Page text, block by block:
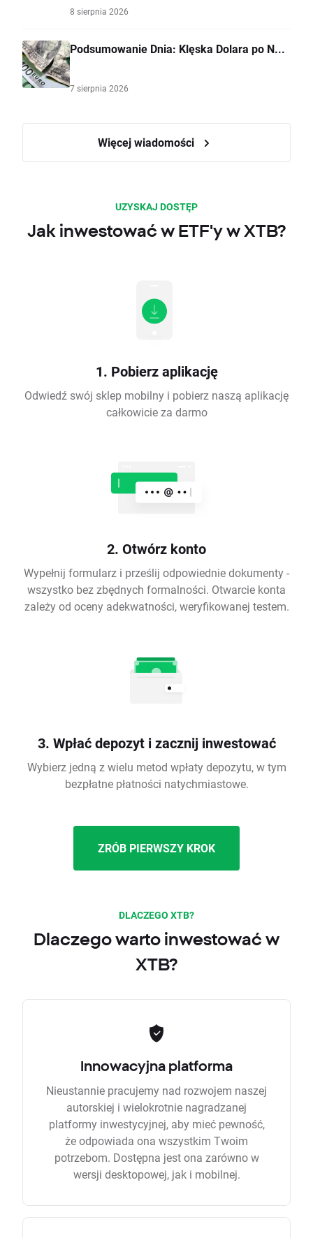
8 sierpnia 2026
Podsumowanie Dnia: Klęska Dolara po N...
7 sierpnia 2026
Więcej wiadomości
UZYSKAJ DOSTĘP
Jak inwestować w ETF'y w XTB?
1. Pobierz aplikację
Odwiedź swój sklep mobilny i pobierz naszą aplikację
całkowicie za darmo
2. Otwórz konto
Wypełnij formularz i prześlij odpowiednie dokumenty -
wszystko bez zbędnych formalności. Otwarcie konta
zależy od oceny adekwatności, weryfikowanej testem.
3. Wpłać depozyt i zacznij inwestować
Wybierz jedną z wielu metod wpłaty depozytu, w tym
bezpłatne płatności natychmiastowe.
ZRÓB PIERWSZY KROK
DLACZEGO XTB?
Dlaczego warto inwestować w
XTB?
Innowacyjna platforma
Nieustannie pracujemy nad rozwojem naszej
autorskiej i wielokrotnie nagradzanej
platformy inwestycyjnej, aby mieć pewność,
że odpowiada ona wszystkim Twoim
potrzebom. Dostępna jest ona zarówno w
wersji desktopowej, jak i mobilnej.